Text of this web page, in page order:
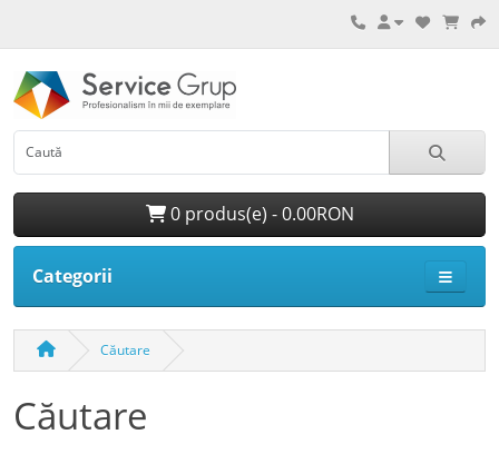
0 produs(e) - 0.00RON
Categorii
Căutare
Căutare